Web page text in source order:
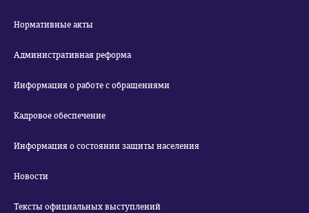
Нормативные акты
Административная реформа
Информация о работе с обращениями
Кадровое обеспечение
Информация о состоянии защиты населения
Новости
Тексты официальных выступлений